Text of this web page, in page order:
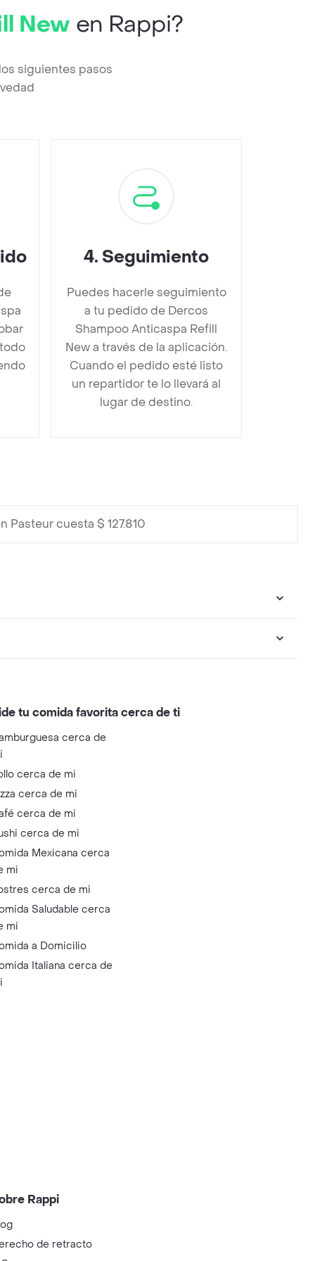
New en Rappi?
siguientes pasos
4. Seguimiento
Puedes hacerle seguimiento
a tu pedido de Dercos
Shampoo Anticaspa Refill
New a través de la aplicación.
Cuando el pedido esté listo
un repartidor te lo llevará al
lugar de destino.
Pasteur cuesta $ 127.810
tu comida favorita cerca de ti
cerca de
cerca de mi
cerca de mi
cerca de mi
cerca de mi
Mexicana cerca
mi
cerca de mi
Saludable cerca
mi
a Domicilio
Italiana cerca de
Rappi
de retracto